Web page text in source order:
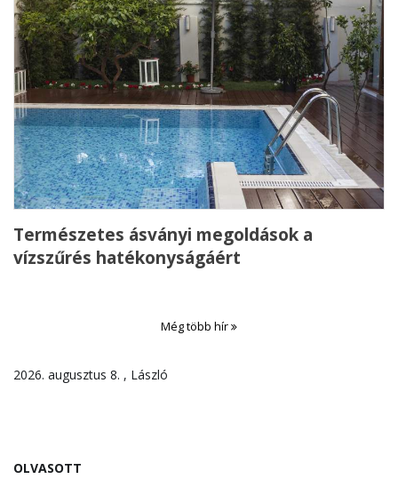
Természetes ásványi megoldások a
vízszűrés hatékonyságáért
Még több hír
2026. augusztus 8. , László
OLVASOTT